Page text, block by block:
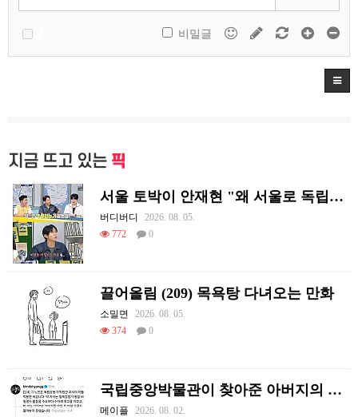
비밀글
지금 뜨고 있는 픽
서울 토박이 안재현 "왜 서울로 독립해?"
버디버디
2026. 08. 05.
772
0
끌어올림 (209) 목욕탕 다녀오는 만화
소밀면
2026. 08. 05.
374
0
국립중앙박물관이 찾아준 아버지의 흔적
메이플 2026. 08. 02.